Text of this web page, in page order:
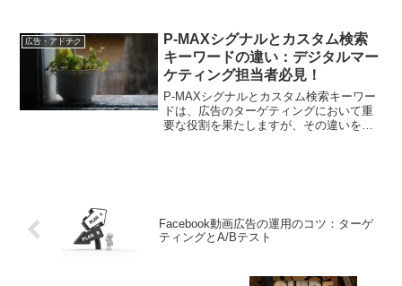
広告・アドテク
P-MAXシグナルとカスタム検索
キーワードの違い：デジタルマー
ケティング担当者必見！
P-MAXシグナルとカスタム検索キーワー
ドは、広告のターゲティングにおいて重
要な役割を果たしますが、その違いを理
Facebook動画広告の運用のコツ：ターゲ
ティングとA/Bテスト